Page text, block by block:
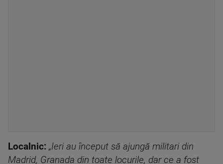
Localnic: „Ieri au început să ajungă militari din
Madrid, Granada din toate locurile, dar ce a fost